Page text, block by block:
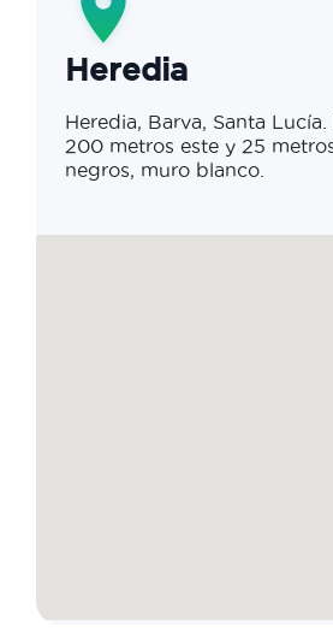
Heredia
Heredia, Barva, Santa
200 metros este y 25
negros, muro blanco.